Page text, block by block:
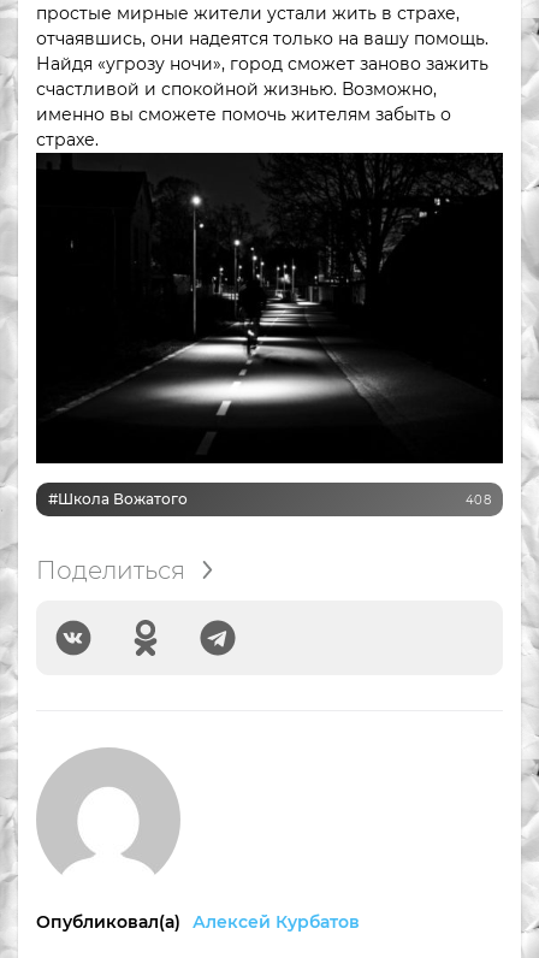
простые мирные жители устали жить в страхе,
отчаявшись, они надеятся только на вашу помощь.
Найдя «угрозу ночи», город сможет заново зажить
счастливой и спокойной жизнью. Возможно,
именно вы сможете помочь жителям забыть о
страхе.
#Школа Вожатого 408
Поделиться
Опубликовал(а) Алексей Курбатов